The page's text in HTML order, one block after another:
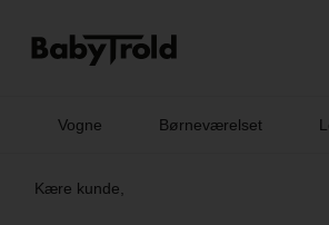
Vogne Børneværelset
Kære kunde,